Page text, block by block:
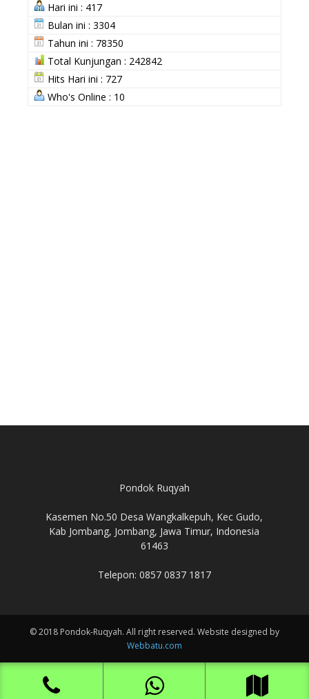
Hari ini : 417
Bulan ini : 3304
Tahun ini : 78350
Total Kunjungan : 242842
Hits Hari ini : 727
Who's Online : 10
Pondok Ruqyah
Kasemen No.50 Desa Wangkalkepuh, Kec Gudo,
Kab Jombang, Jombang, Jawa Timur, Indonesia
61463
Telepon: 0857 0837 1817
© 2018 Pondok-Ruqyah. All right reserved. Website designed by
Webbatu.com